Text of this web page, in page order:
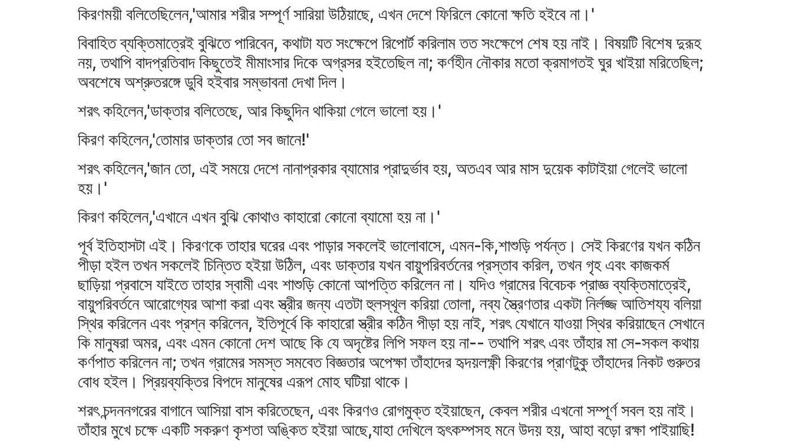
কিরণময়ী বলিতেছিলেন,'আমার শরীর সম্পূর্ণ সারিয়া উঠিয়াছে, এখন দেশে ফিরিলে কোনো ক্ষতি হইবে না।'
বিবাহিত ব্যক্তিমাত্রেই বুঝিতে পারিবেন, কথাটা যত সংক্ষেপে রিপোর্ট করিলাম তত সংক্ষেপে শেষ হয় নাই। বিষয়টি বিশেষ দুরূহ
নয়, তথাপি বাদপ্রতিবাদ কিছুতেই মীমাংসার দিকে অগ্রসর হইতেছিল না; কর্ণহীন নৌকার মতো ক্রমাগতই ঘুর খাইয়া মরিতেছিল;
অবশেষে অশ্রুতরঙ্গে ডুবি হইবার সম্ভাবনা দেখা দিল।
শরৎ কহিলেন,'ডাক্তার বলিতেছে, আর কিছুদিন থাকিয়া গেলে ভালো হয়।'
কিরণ কহিলেন,'তোমার ডাক্তার তো সব জানে!'
শরৎ কহিলেন,'জান তো, এই সময়ে দেশে নানাপ্রকার ব্যামোর প্রাদুর্ভাব হয়, অতএব আর মাস দুয়েক কাটাইয়া গেলেই ভালো
হয়।'
কিরণ কহিলেন,'এখানে এখন বুঝি কোথাও কাহারো কোনো ব্যামো হয় না।'
পূর্ব ইতিহাসটা এই। কিরণকে তাহার ঘরের এবং পাড়ার সকলেই ভালোবাসে, এমন-কি,শাশুড়ি পর্যন্ত। সেই কিরণের যখন কঠিন
পীড়া হইল তখন সকলেই চিন্তিত হইয়া উঠিল, এবং ডাক্তার যখন বায়ুপরিবর্তনের প্রস্তাব করিল, তখন গৃহ এবং কাজকর্ম
ছাড়িয়া প্রবাসে যাইতে তাহার স্বামী এবং শাশুড়ি কোনো আপত্তি করিলেন না। যদিও গ্রামের বিবেচক প্রাজ্ঞ ব্যক্তিমাত্রেই,
বায়ুপরিবর্তনে আরোগ্যের আশা করা এবং স্ত্রীর জন্য এতটা হুলস্থূল করিয়া তোলা, নব্য স্ত্রৈণতার একটা নির্লজ্জ আতিশয্য বলিয়া
স্থির করিলেন এবং প্রশ্ন করিলেন, ইতিপূর্বে কি কাহারো স্ত্রীর কঠিন পীড়া হয় নাই, শরৎ যেখানে যাওয়া স্থির করিয়াছেন সেখানে
কি মানুষরা অমর, এবং এমন কোনো দেশ আছে কি যে অদৃষ্টের লিপি সফল হয় না-- তথাপি শরৎ এবং তাঁহার মা সে-সকল কথায়
কর্ণপাত করিলেন না; তখন গ্রামের সমস্ত সমবেত বিজ্ঞতার অপেক্ষা তাঁহাদের হৃদয়লক্ষ্ণী কিরণের প্রাণটুকু তাঁহাদের নিকট গুরুতর
বোধ হইল। প্রিয়ব্যক্তির বিপদে মানুষের এরূপ মোহ ঘটিয়া থাকে।
শরৎ চন্দননগরের বাগানে আসিয়া বাস করিতেছেন, এবং কিরণও রোগমুক্ত হইয়াছেন, কেবল শরীর এখনো সম্পূর্ণ সবল হয় নাই।
তাঁহার মুখে চক্ষে একটি সকরুণ কৃশতা অঙ্কিত হইয়া আছে,যাহা দেখিলে হৃৎকম্পসহ মনে উদয় হয়, আহা বড়ো রক্ষা পাইয়াছি!